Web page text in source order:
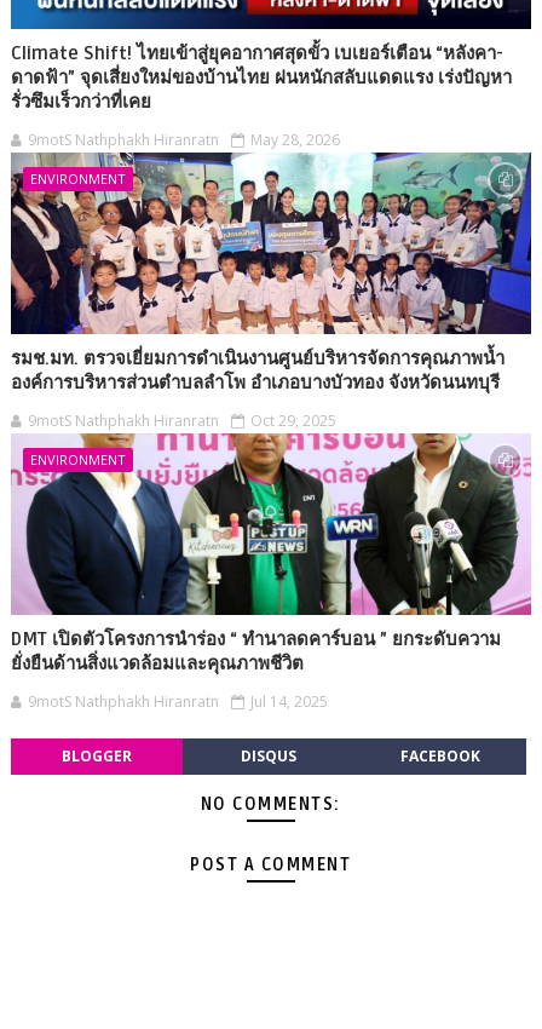
Climate Shift! ไทยเข้าสู่ยุคอากาศสุดขั้ว เบเยอร์เตือน “หลังคา-
ดาดฟ้า” จุดเสี่ยงใหม่ของบ้านไทย ฝนหนักสลับแดดแรง เร่งปัญหา
รั่วซึมเร็วกว่าที่เคย
9motS Nathphakh Hiranratn May 28, 2026
ENVIRONMENT
รมช.มท. ตรวจเยี่ยมการดำเนินงานศูนย์บริหารจัดการคุณภาพน้ำ
องค์การบริหารส่วนตำบลลำโพ อำเภอบางบัวทอง จังหวัดนนทบุรี
9motS Nathphakh Hiranratn Oct 29, 2025
ENVIRONMENT
DMT เปิดตัวโครงการนำร่อง “ ทำนาลดคาร์บอน ” ยกระดับความ
ยั่งยืนด้านสิ่งแวดล้อมและคุณภาพชีวิต
9motS Nathphakh Hiranratn Jul 14, 2025
BLOGGER DISQUS FACEBOOK
NO COMMENTS:
POST A COMMENT